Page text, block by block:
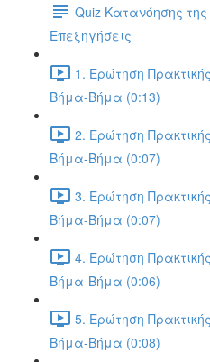
Quiz Κατανόησης
Επεξηγήσεις
1. Ερώτηση
Βήμα-Βήμα (0:13)
2. Ερώτηση
Βήμα-Βήμα (0:07)
3. Ερώτηση
Βήμα-Βήμα (0:07)
4. Ερώτηση
Βήμα-Βήμα (0:06)
5. Ερώτηση
Βήμα-Βήμα (0:08)